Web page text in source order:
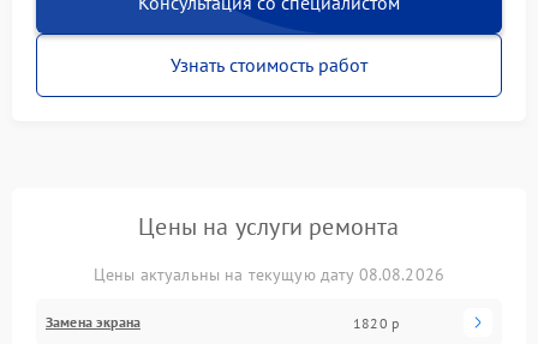
Узнать стоимость работ
Цены на услуги ремонта
Цены актуальны на текущую дату 08.08.2026
Замена экрана 1820 р